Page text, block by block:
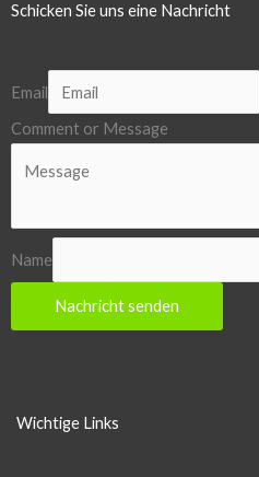
Schicken Sie uns eine Nachricht
Email
Comment or Message
Name
Nachricht senden
Wichtige Links